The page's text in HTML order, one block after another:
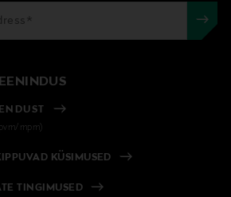
mpm)
KÜSIMUSED
TINGIMUSED